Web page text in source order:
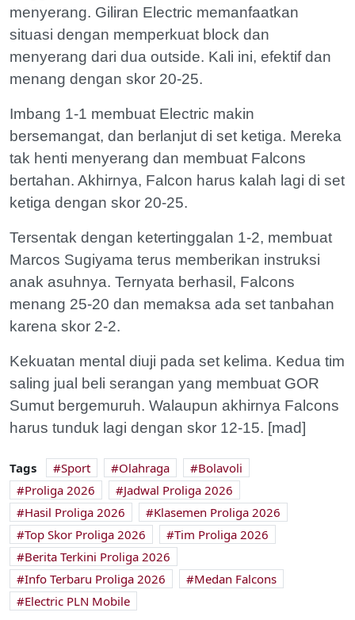
menyerang. Giliran Electric memanfaatkan
situasi dengan memperkuat block dan
menyerang dari dua outside. Kali ini, efektif dan
menang dengan skor 20-25.
Imbang 1-1 membuat Electric makin
bersemangat, dan berlanjut di set ketiga. Mereka
tak henti menyerang dan membuat Falcons
bertahan. Akhirnya, Falcon harus kalah lagi di set
ketiga dengan skor 20-25.
Tersentak dengan ketertinggalan 1-2, membuat
Marcos Sugiyama terus memberikan instruksi
anak asuhnya. Ternyata berhasil, Falcons
menang 25-20 dan memaksa ada set tanbahan
karena skor 2-2.
Kekuatan mental diuji pada set kelima. Kedua tim
saling jual beli serangan yang membuat GOR
Sumut bergemuruh. Walaupun akhirnya Falcons
harus tunduk lagi dengan skor 12-15. [mad]
Tags Sport Olahraga
Bolavoli
Proliga 2026
Jadwal Proliga 2026
Hasil Proliga 2026
Klasemen Proliga 2026
Top Skor Proliga 2026
Tim Proliga 2026
Berita Terkini Proliga 2026
Info Terbaru Proliga 2026
Medan Falcons
Electric PLN Mobile